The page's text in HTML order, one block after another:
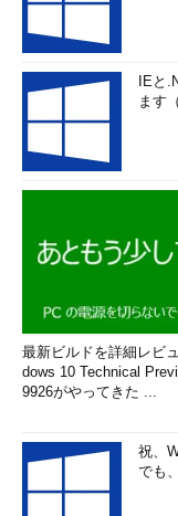
IEと
ます
最新ビルドを詳細レビ
dows 10 Technical
9926がやってきた ...
祝、
でも